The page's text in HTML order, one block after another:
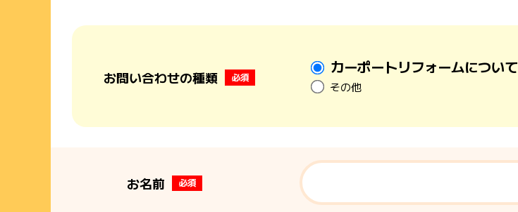
お問い合わせの種類 必須
カーポートリフォームについて
その他
お名前 必須